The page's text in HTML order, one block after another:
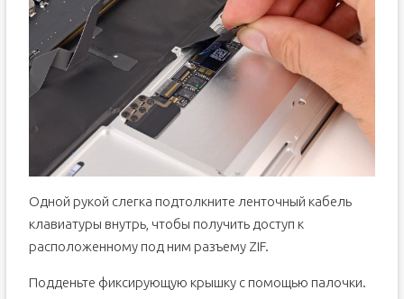
Одной рукой слегка подтолкните ленточный кабель
клавиатуры внутрь, чтобы получить доступ к
расположенному под ним разъему ZIF.
Подденьте фиксирующую крышку с помощью палочки.